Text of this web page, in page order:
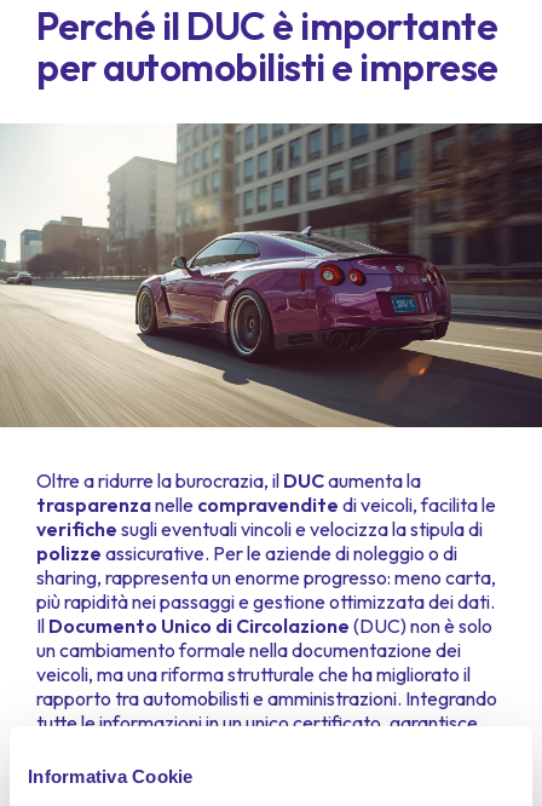
Informativa Cookie
Perché il DUC è importante
per automobilisti e imprese
Oltre a ridurre la burocrazia, il DUCaumenta la
trasparenzanelle compravendite di veicoli, facilita le
verifiche sugli eventuali vincoli e velocizza la stipula di
polizze assicurative. Per le aziende di noleggio o di
sharing, rappresenta un enorme progresso: meno carta,
più rapidità nei passaggi e gestione ottimizzata dei dati.
Il Documento Unico di Circolazione (DUC) non è solo
un cambiamento formale nella documentazione dei
veicoli, ma una riforma strutturale che ha migliorato il
rapporto tra automobilisti e amministrazioni. Integrando
tutte le informazioni in un unico certificato, garantisce
In un contesto in cui velocità e chiarezza sono elementi